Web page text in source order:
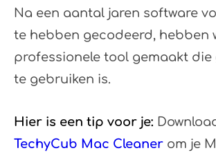
Na een aantal jaren software
te hebben gecodeerd, hebben
professionele tool gemaakt die
te gebruiken is.
Hier is een tip voor je:
TechyCub Mac Cleaner om je